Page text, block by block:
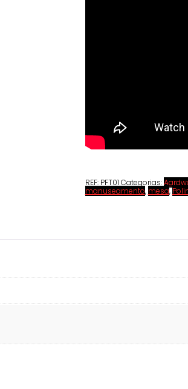
REF: PFT01 Categorias:
manuseamento, mesa,